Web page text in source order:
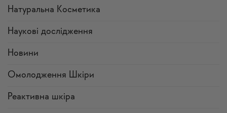
Натуральна Косметика
Наукові дослідження
Новини
Омолодження Шкіри
Реактивна шкіра